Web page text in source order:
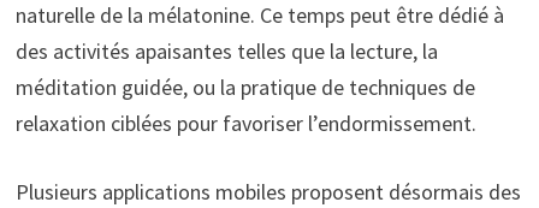
naturelle de la mélatonine. Ce temps peut être dédié à
des activités apaisantes telles que la lecture, la
méditation guidée, ou la pratique de techniques de
relaxation ciblées pour favoriser l’endormissement.
Plusieurs applications mobiles proposent désormais des